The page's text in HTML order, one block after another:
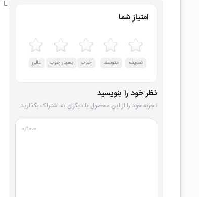
امتیاز شما
ضعیف متوسط خوب بسیار خوب عالی
نظر خود را بنویسید
تجربه خود را از این محصول با دیگران به اشتراک بگذارید.
۰/۱۰۰۰